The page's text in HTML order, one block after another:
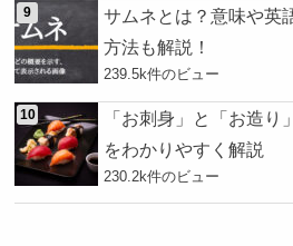
サムネとは？意味や英
方法も解説！
239.5k件のビュー
「お刺身」と「お造
をわかりやすく解説
230.2k件のビュー